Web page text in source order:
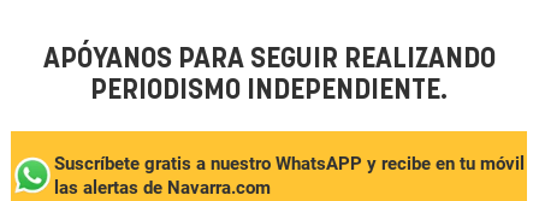
APÓYANOS PARA SEGUIR REALIZANDO
PERIODISMO INDEPENDIENTE.
Suscríbete gratis a nuestro WhatsAPP y recibe en tu móvil
las alertas de Navarra.com